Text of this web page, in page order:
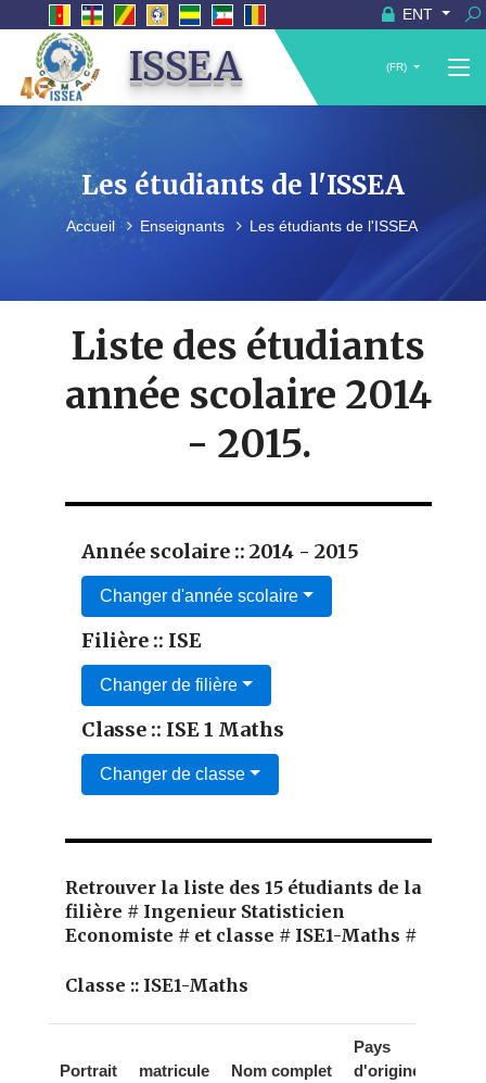
ENT
ISSEA (FR)
Les étudiants de l'ISSEA
Accueil Enseignants Les étudiants de l'ISSEA
Liste des étudiants
année scolaire 2014
- 2015.
Année scolaire :: 2014 - 2015
Changer d'année scolaire
Filière :: ISE
Changer de filière
Classe :: ISE 1 Maths
Changer de classe
Retrouver la liste des 15 étudiants de la
filière # Ingenieur Statisticien
Economiste # et classe # ISE1-Maths #
Classe :: ISE1-Maths
Portrait matricule Nom complet
Pays
d'origine